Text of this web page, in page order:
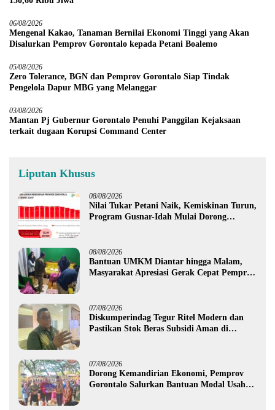
06/08/2026
Mengenal Kakao, Tanaman Bernilai Ekonomi Tinggi yang Akan
Disalurkan Pemprov Gorontalo kepada Petani Boalemo
05/08/2026
Zero Tolerance, BGN dan Pemprov Gorontalo Siap Tindak
Pengelola Dapur MBG yang Melanggar
03/08/2026
Mantan Pj Gubernur Gorontalo Penuhi Panggilan Kejaksaan
terkait dugaan Korupsi Command Center
Liputan Khusus
08/08/2026
Nilai Tukar Petani Naik, Kemiskinan Turun,
Program Gusnar-Idah Mulai Dorong
08/08/2026
Bantuan UMKM Diantar hingga Malam,
Masyarakat Apresiasi Gerak Cepat Pemprov
07/08/2026
Diskumperindag Tegur Ritel Modern dan
Pastikan Stok Beras Subsidi Aman di
07/08/2026
Dorong Kemandirian Ekonomi, Pemprov
Gorontalo Salurkan Bantuan Modal Usaha